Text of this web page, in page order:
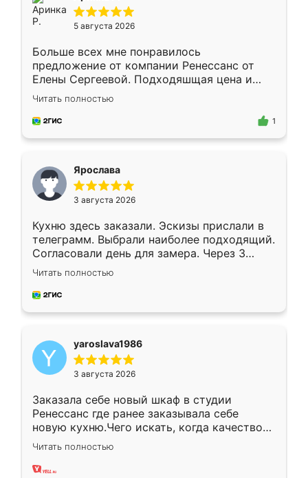
5 августа 2026
Больше всех мне понравилось
предложение от компании Ренессанс от
Елены Сергеевой. Подходяшщая цена и
короткие сроки изготовления. Приехавший
для замера сотрудник Владислав
предложил по моему эскизу самый
Читать полностью
1
Ярослава
3 августа 2026
Кухню здесь заказали. Эскизы прислали в
телеграмм. Выбрали наиболее подходящий.
Согласовали день для замера. Через 3
недели кухня была уже готова. Остались
довольны работой. Спасибо Ренессанс
мебель за качественную работу!
Читать полностью
yaroslava1986
3 августа 2026
Заказала себе новый шкаф в студии
Ренессанс где ранее заказывала себе
новую кухню.Чего искать, когда качеством
вполне довольна. Служит кухня уже почти
два года, нареканий нет.
Читать полностью